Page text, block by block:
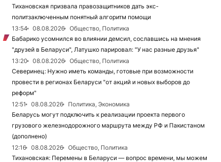
Тихановская призвала правозащитников дать экс-
политзаключенным понятный алгоритм помощи
13:54
08.08.2026
Общество, Политика
Бабарико усомнился во влиянии демсил, сославшись на мнения
"друзей в Беларуси", Латушко парировал: "У нас разные друзья"
13:20
08.08.2026
Общество, Политика
Северинец: Нужно иметь команды, готовые при возможности
провести в регионах Беларуси "от акций и новых выборов до
реформ"
12:51
08.08.2026
Политика, Экономика
Беларусь могут подключить к реализации проекта первого
грузового железнодорожного маршрута между РФ и Пакистаном
(дополнено)
12:16
08.08.2026
Общество, Политика
Тихановская: Перемены в Беларуси — вопрос времени, мы можем